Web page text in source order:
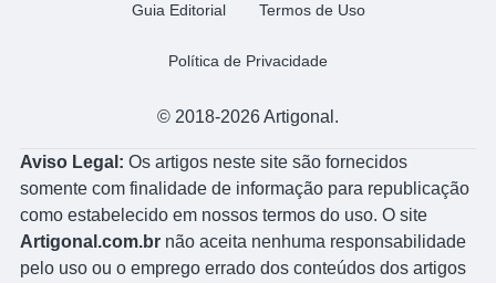
© 2018-2026 Artigonal.
Guia Editorial Termos de Uso
Política de Privacidade
Aviso Legal: Os artigos neste site são fornecidos
somente com finalidade de informação para republicação
como estabelecido em nossos termos do uso. O site
Artigonal.com.br não aceita nenhuma responsabilidade
pelo uso ou o emprego errado dos conteúdos dos artigos